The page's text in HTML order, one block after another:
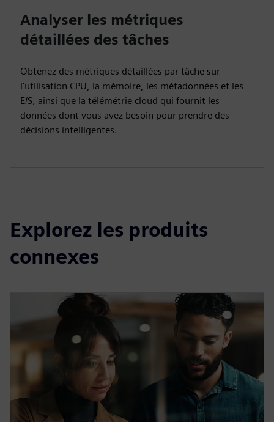
Analyser les métriques
détaillées des tâches
Obtenez des métriques détaillées par tâche sur
l'utilisation CPU, la mémoire, les métadonnées et les
E/S, ainsi que la télémétrie cloud qui fournit les
données dont vous avez besoin pour prendre des
décisions intelligentes.
Explorez les produits
connexes